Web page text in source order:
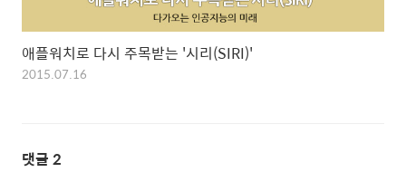
애플워치로 다시 주목받는 '시리(SIRI)'
2015.07.16
댓글 2